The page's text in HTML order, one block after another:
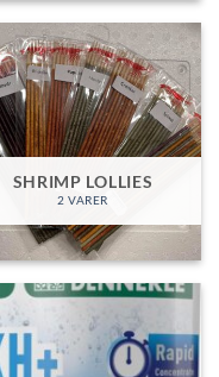
SHRIMP LOLLIES
2 VARER